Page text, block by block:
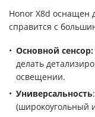
Honor X8d оснащен
справится с
Основной сенсор:
делать
освещении.
Универсальность
(широкоугольный